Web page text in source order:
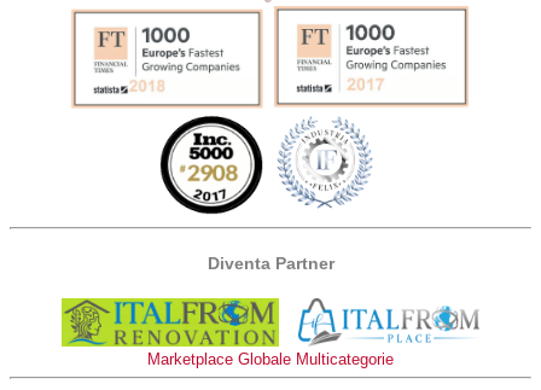
Diventa Partner
Marketplace Globale Multicategorie